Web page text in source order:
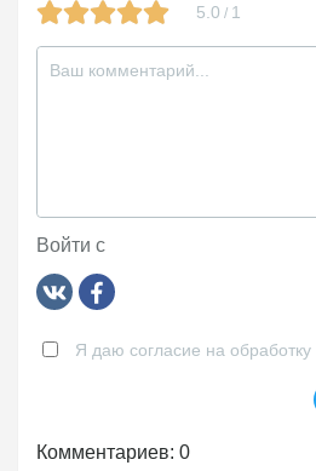
5.0 / 1
Войти с
Я даю согласие на обработку
Комментариев: 0